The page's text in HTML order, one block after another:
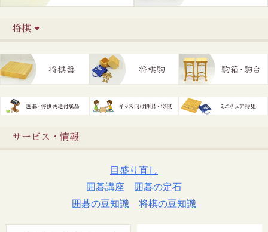
将棋
サービス・情報
目盛り直し
囲碁講座
囲碁の定石
囲碁の豆知識
将棋の豆知識